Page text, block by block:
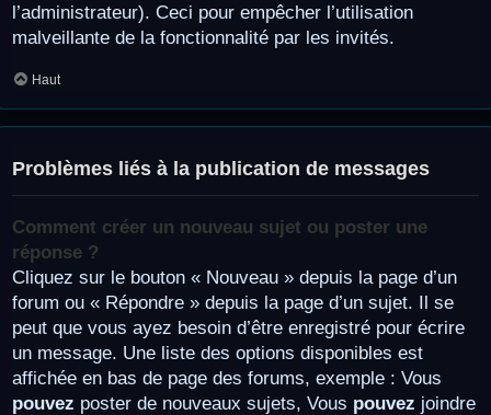
l’administrateur). Ceci pour empêcher l’utilisation
malveillante de la fonctionnalité par les invités.
Haut
Problèmes liés à la publication de messages
Comment créer un nouveau sujet ou poster une
réponse ?
Cliquez sur le bouton « Nouveau » depuis la page d’un
forum ou « Répondre » depuis la page d’un sujet. Il se
peut que vous ayez besoin d’être enregistré pour écrire
un message. Une liste des options disponibles est
affichée en bas de page des forums, exemple : Vous
pouvez poster de nouveaux sujets, Vous pouvez joindre